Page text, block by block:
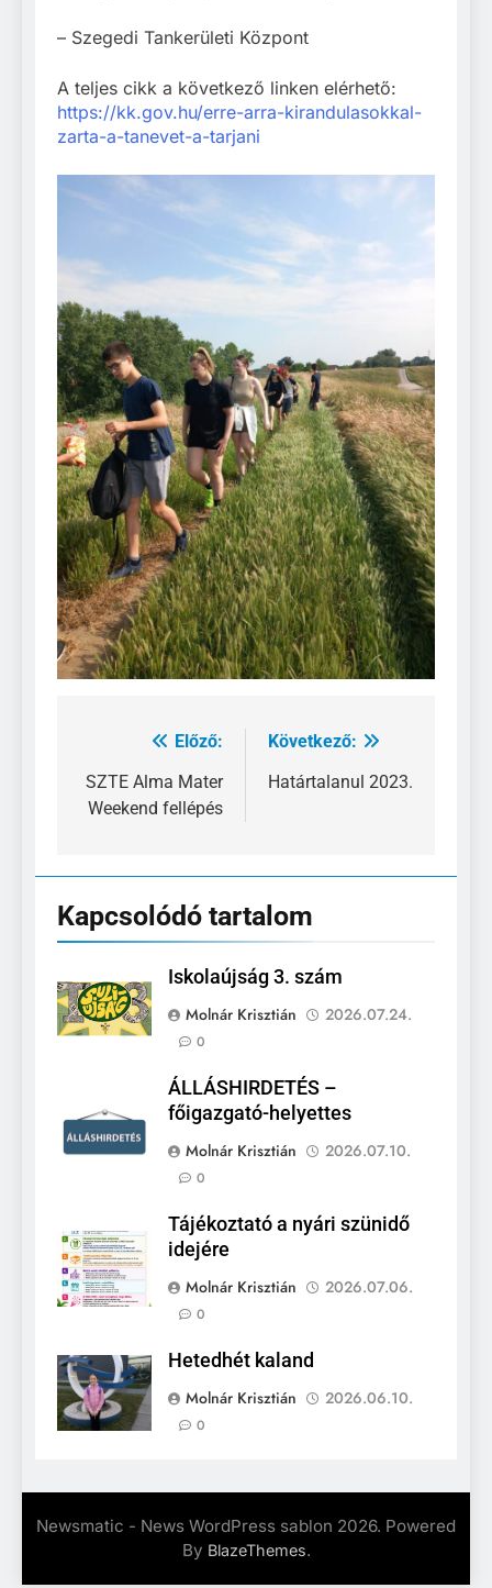
– Szegedi Tankerületi Központ
A teljes cikk a következő linken elérhető:
https://kk.gov.hu/erre-arra-kirandulasokkal-
zarta-a-tanevet-a-tarjani
Bejegyzés
navigáció
Előző:
SZTE Alma Mater
Weekend fellépés
Következő:
Határtalanul 2023.
Kapcsolódó tartalom
Iskolaújság 3. szám
Molnár Krisztián
2026.07.24.
0
ÁLLÁSHIRDETÉS –
főigazgató-helyettes
Molnár Krisztián
2026.07.10.
0
Tájékoztató a nyári szünidő
idejére
Molnár Krisztián
2026.07.06.
0
Hetedhét kaland
Molnár Krisztián
2026.06.10.
0
Newsmatic - News WordPress sablon 2026. Powered
By BlazeThemes.